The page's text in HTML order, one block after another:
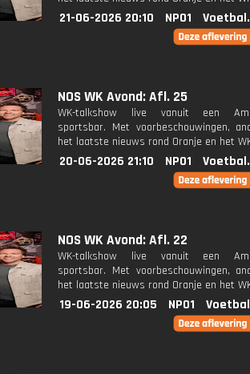
21-06-2026 20:10 NPO1
NOS WK Avond: Afl. 25
WK-talkshow live vanuit een
sportsbar. Met voorbeschouwingen,
het laatste nieuws rond Oranje en het
20-06-2026 21:10 NPO1
NOS WK Avond: Afl. 22
WK-talkshow live vanuit een
sportsbar. Met voorbeschouwingen,
het laatste nieuws rond Oranje en het
19-06-2026 20:05 NPO1